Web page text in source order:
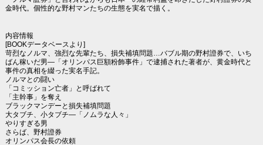
金時代。個性的な野村マンたちの生態を実名で描く。
内容情報
[BOOKデータベースより]
苛烈なノルマ、強烈な先輩たち、損失補填問題…バブル期の野村證券で、いち
ばん稼いだ男―「オリンパス巨額粉飾事件」で逮捕された著者が、黄金時代と
事件の真相を綴った実名手記。
ノルマとの闘い
「コミッション亡者」と呼ばれて
「主幹事」を奪え
ブラックマンデーと損失補填問題
大タブチ、小タブチ―「ノムラな人々」
やりすぎる男
さらば、野村證券
オリンパス会長の依頼